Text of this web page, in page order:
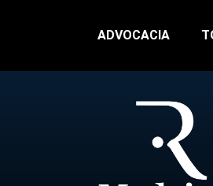
ADVOCACIA